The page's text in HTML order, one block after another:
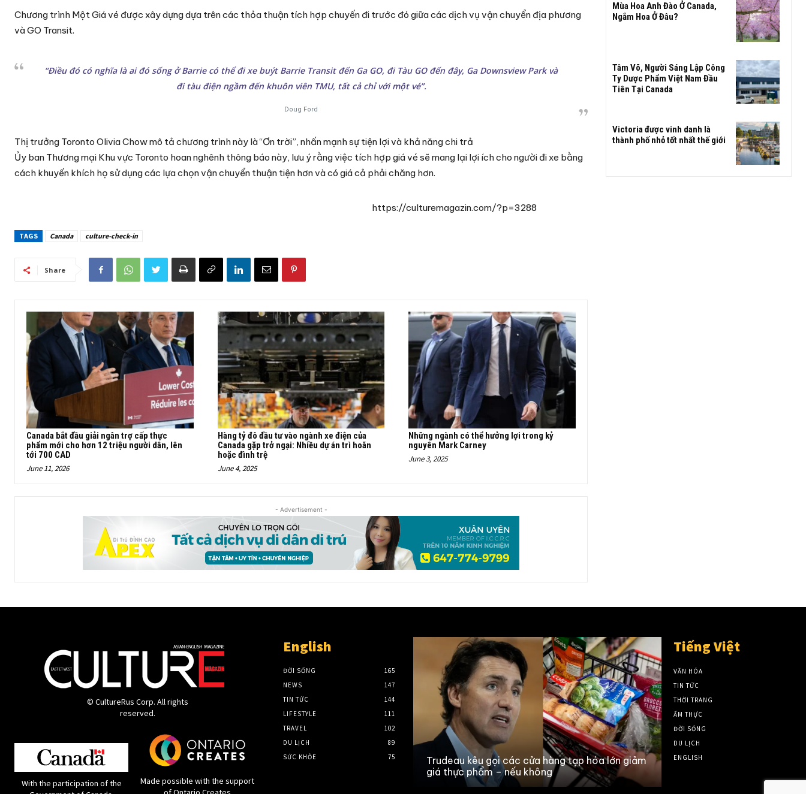
Chương trình Một Giá vé được xây dựng dựa trên các thỏa thuận tích hợp chuyến đi trước đó giữa các dịch vụ vận chuyển địa phương
và GO Transit.
“Điều đó có nghĩa là ai đó sống ở Barrie có thể đi xe buýt Barrie Transit đến Ga GO, đi Tàu GO đến đây, Ga Downsview Park và
đi tàu điện ngầm đến khuôn viên TMU, tất cả chỉ với một vé”.
Doug Ford
Thị trưởng Toronto Olivia Chow mô tả chương trình này là “Ơn trời”, nhấn mạnh sự tiện lợi và khả năng chi trả
Ủy ban Thương mại Khu vực Toronto hoan nghênh thông báo này, lưu ý rằng việc tích hợp giá vé sẽ mang lại lợi ích cho người đi xe bằng
cách khuyến khích họ sử dụng các lựa chọn vận chuyển thuận tiện hơn và có giá cả phải chăng hơn.
https://culturemagazin.com/?p=3288
TAGS Canada culture-check-in
Share
Canada bắt đầu giải ngân trợ cấp thực
phẩm mới cho hơn 12 triệu người dân, lên
tới 700 CAD
June 11, 2026
Hàng tỷ đô đầu tư vào ngành xe điện của
Canada gặp trở ngại: Nhiều dự án trì hoãn
hoặc đình trệ
June 4, 2025
Những ngành có thể hưởng lợi trong kỷ
nguyên Mark Carney
June 3, 2025
- Advertisement -
Mùa Hoa Anh Đào Ở Canada,
Ngắm Hoa Ở Đâu?
Tâm Võ, Người Sáng Lập Công
Ty Dược Phẩm Việt Nam Đầu
Tiên Tại Canada
Victoria được vinh danh là
thành phố nhỏ tốt nhất thế giới
© CultureRus Corp. All rights
reserved.
With the participation of the
Made possible with the support
English
ĐỜI SỐNG
165
NEWS
147
TIN TỨC
144
LIFESTYLE
111
TRAVEL
102
DU LỊCH
89
SỨC KHỎE
75
Trudeau kêu gọi các cửa hàng tạp hóa lớn giảm
giá thực phẩm – nếu không
Toronto Real Estate: Where
Tiếng Việt
VĂN HÓA
TIN TỨC
THỜI TRANG
ẨM THỰC
ĐỜI SỐNG
DU LỊCH
ENGLISH